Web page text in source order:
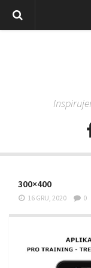
Rodzice
Baza ćwiczeń
Pro Training
Aplikacja
Plan
300×400
16 GRU, 2020 0